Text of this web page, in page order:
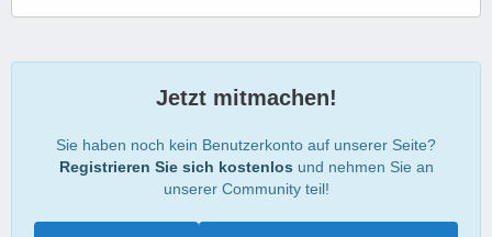
Jetzt mitmachen!
Sie haben noch kein Benutzerkonto auf unserer Seite?
Registrieren Sie sich kostenlos und nehmen Sie an
unserer Community teil!